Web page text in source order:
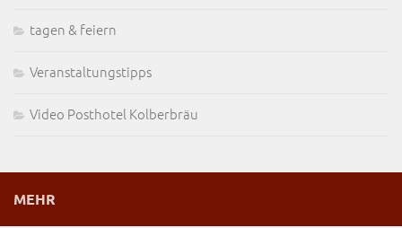
tagen & feiern
Veranstaltungstipps
Video Posthotel Kolberbräu
MEHR